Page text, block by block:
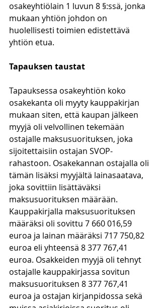
osakeyhtiölain 1 luvun 8 §:ssä, jonka
mukaan yhtiön johdon on
huolellisesti toimien edistettävä
yhtiön etua.
Tapauksen taustat
Tapauksessa osakeyhtiön koko
osakekanta oli myyty kauppakirjan
mukaan siten, että kaupan jälkeen
myyjä oli velvollinen tekemään
ostajalle maksusuorituksen, joka
sijoitettaisiin ostajan SVOP-
rahastoon. Osakekannan ostajalla oli
tämän lisäksi myyjältä lainasaatava,
joka sovittiin lisättäväksi
maksusuorituksen määrään.
Kauppakirjalla maksusuorituksen
määräksi oli sovittu 7 660 016,59
euroa ja lainan määräksi 717 750,82
euroa eli yhteensä 8 377 767,41
euroa. Osakkeiden myyjä oli tehnyt
ostajalle kauppakirjassa sovitun
maksusuorituksen 8 377 767,41
euroa ja ostajan kirjanpidossa sekä